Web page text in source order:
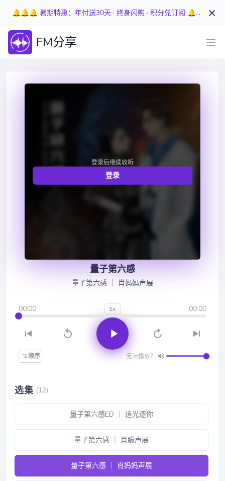
🔔🔔🔔 暑期特惠：年付送30天 · 终身闪购 · 积分兑订阅 🔔🔔🔔
FM分享
登录后继续收听
登录
量子第六感
量子第六感 ｜ 肖妈妈声展
00:00 1x 00:00
顺序 无法播放？
选集 (12)
量子第六感ED ｜ 追光逐你
量子第六感 ｜ 肖朦声展
量子第六感 ｜ 肖妈妈声展